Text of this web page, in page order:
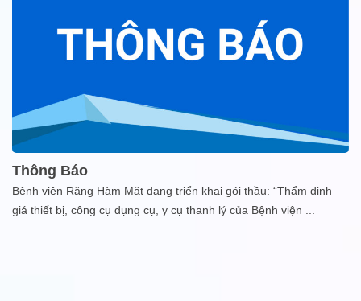
Thông Báo
Bệnh viện Răng Hàm Mặt đang triển khai gói thầu: “Thẩm định
giá thiết bị, công cụ dụng cụ, y cụ thanh lý của Bệnh viện ...